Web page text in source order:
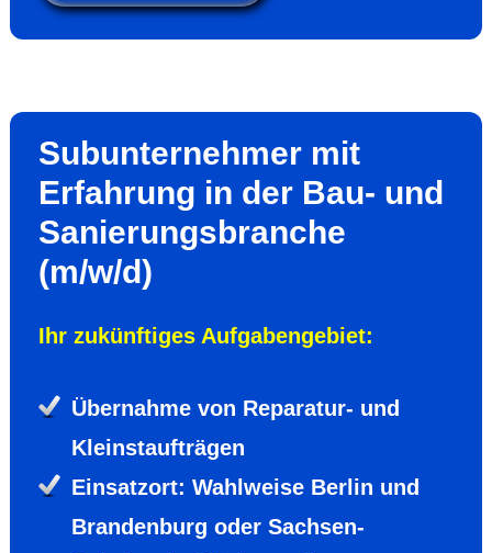
Subunter­nehmer mit
Erfah­rung in der Bau- und
Sanierungs­branche
(m/w/d)
Ihr zukünf­tiges Aufgaben­gebiet:
Über­nahme von Repara­tur- und
Kleinst­auf­trägen
Einsatz­ort: Wahlweise Berlin und
Branden­burg oder Sachsen-